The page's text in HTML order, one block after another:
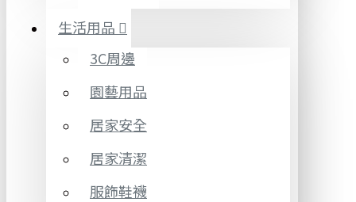
生活用品
3C周邊
園藝用品
居家安全
居家清潔
服飾鞋襪